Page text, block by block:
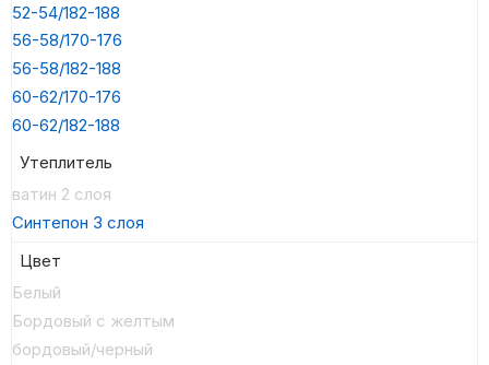
52-54/182-188
56-58/170-176
56-58/182-188
60-62/170-176
60-62/182-188
Утеплитель
ватин 2 слоя
Синтепон 3 слоя
Цвет
Белый
Бордовый с желтым
бордовый/черный